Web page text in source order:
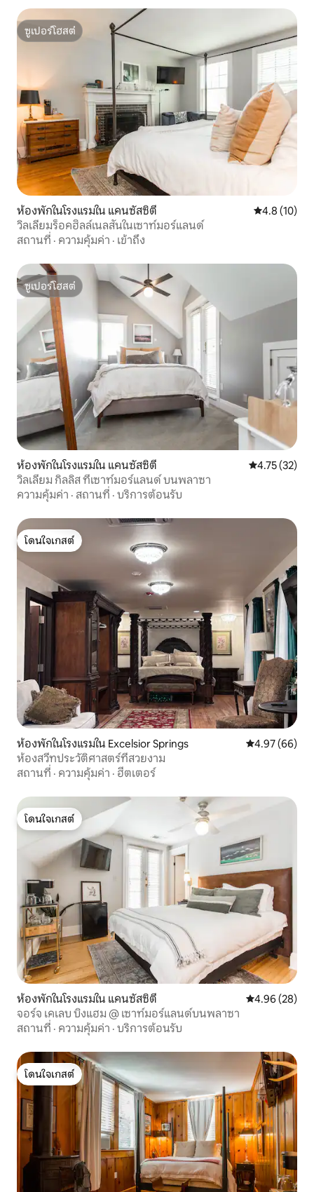
ซูเปอร์โฮสต์
ซูเปอร์โฮสต์
ห้องพักในโรงแรมใน แคนซัสซิตี คะแนนเฉลี่ย
4.8 (10)
วิลเลียมร็อคฮิลล์เนลสันในเซาท์มอร์แลนด์
สถานที่ · ความคุ้มค่า · เข้าถึง
ซูเปอร์โฮสต์
ซูเปอร์โฮสต์
ห้องพักในโรงแรมใน แคนซัสซิตี คะแนนเฉลี่ย
4.75 (32)
วิลเลียม กิลลิส ที่เซาท์มอร์แลนด์ บนพลาซา
ความคุ้มค่า · สถานที่ · บริการต้อนรับ
โดนใจเกสต์
โดนใจเกสต์
ห้องพักในโรงแรมใน Excelsior Springs คะแนนเฉลี่ย
4.97 (66)
ห้องสวีทประวัติศาสตร์ที่สวยงาม
สถานที่ · ความคุ้มค่า · ฮีตเตอร์
โดนใจเกสต์
โดนใจเกสต์
ห้องพักในโรงแรมใน แคนซัสซิตี คะแนนเฉลี่ย
4.96 (28)
จอร์จ เคเลบ บิงแฮม @ เซาท์มอร์แลนด์บนพลาซา
สถานที่ · ความคุ้มค่า · บริการต้อนรับ
โดนใจเกสต์
โดนใจเกสต์